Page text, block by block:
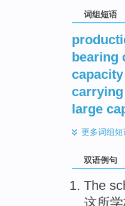
词组短语
bearing
large
更多词组短
双语例句
The
这所